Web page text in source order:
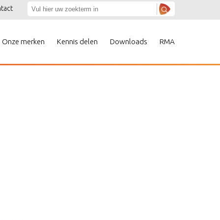
Onze merken Kennis delen Downloads RMA